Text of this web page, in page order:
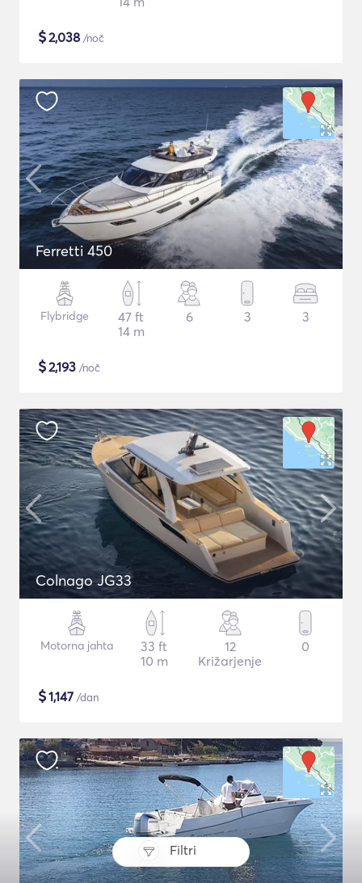
Filtri
$2,038 /noč
Ferretti 450
Flybridge
47 ft
14 m
6 3 3
$2,193 /noč
Colnago JG33
Motorna jahta
33 ft
10 m
12
Križarjenje
0
$1,147 /dan